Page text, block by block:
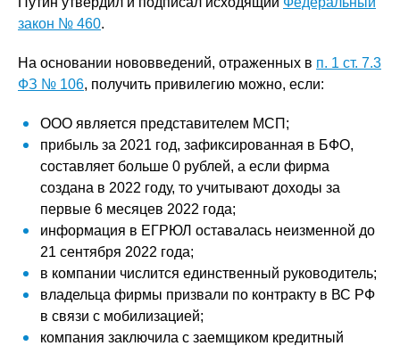
закон № 460.
На основании нововведений, отраженных в п. 1 ст. 7.3
ФЗ № 106, получить привилегию можно, если:
ООО является представителем МСП;
прибыль за 2021 год, зафиксированная в БФО,
составляет больше 0 рублей, а если фирма
создана в 2022 году, то учитывают доходы за
первые 6 месяцев 2022 года;
информация в ЕГРЮЛ оставалась неизменной до
21 сентября 2022 года;
в компании числится единственный руководитель;
владельца фирмы призвали по контракту в ВС РФ
в связи с мобилизацией;
компания заключила с заемщиком кредитный